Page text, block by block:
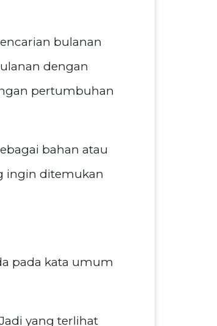
bulanan
dengan
pertumbuhan
bahan atau
ingin ditemukan
pada kata umum
yang terlihat